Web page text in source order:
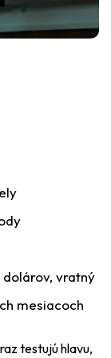
vratný
mesiacoch
testujú hlavu,